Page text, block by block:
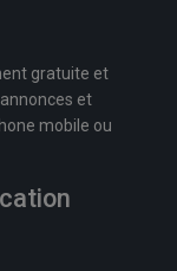
gratuite et
et
mobile ou